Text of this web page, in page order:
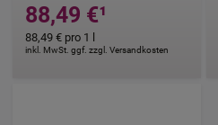
88,49 €¹
inkl. MwSt. ggf. zzgl. Versandkosten
88,49 € pro 1 l